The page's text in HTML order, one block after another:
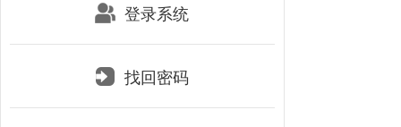
登录系统
找回密码